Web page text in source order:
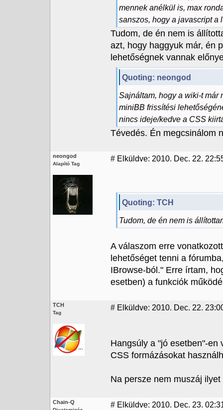
mennek anélkül is, max
sanszos, hogy a javascript a
Tudom, de én nem is
azt, hogy haggyuk már, én
lehetőségnek vannak
Quoting: neongod
Sajnáltam, hogy a wiki-t már
miniBB frissítési
nincs ideje/kedve a CSS
Tévedés. Én megcsinálom
neongod
Alapító Tag
# Elküldve: 2010. Dec. 22.
Quoting: TCH
Tudom, de én nem is
A válaszom erre
lehetőséget tenni a
IBrowse-ból." Erre írtam,
esetben) a funkciók
TCH
Tag
# Elküldve: 2010. Dec. 22.
Hangsúly a "jó esetben"-en
CSS formázásokat
Na persze nem muszáj
Chain-Q # Elküldve: 2010. Dec. 23.